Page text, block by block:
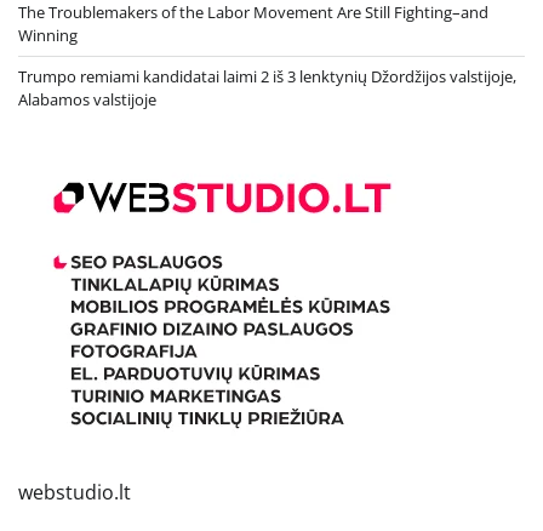
The Troublemakers of the Labor Movement Are Still Fighting–and
Winning
Trumpo remiami kandidatai laimi 2 iš 3 lenktynių Džordžijos valstijoje,
Alabamos valstijoje
webstudio.lt